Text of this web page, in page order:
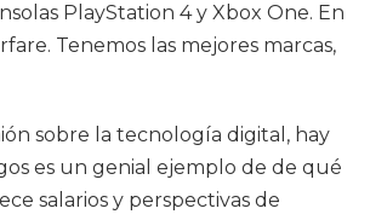
PlayStation 4 y Xbox One. En
Tenemos las mejores marcas,
sobre la tecnología digital, hay
es un genial ejemplo de de qué
salarios y perspectivas de